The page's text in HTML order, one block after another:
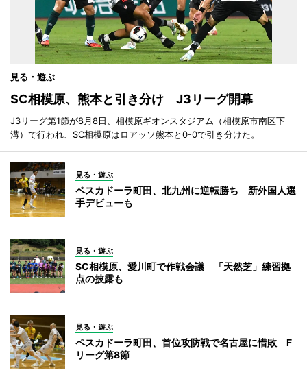
見る・遊ぶ
SC相模原、熊本と引き分け J3リーグ開幕
J3リーグ第1節が8月8日、相模原ギオンスタジアム（相模原市南区下
溝）で行われ、SC相模原はロアッソ熊本と0-0で引き分けた。
見る・遊ぶ
ペスカドーラ町田、北九州に逆転勝ち 新外国人選
手デビューも
見る・遊ぶ
SC相模原、愛川町で作戦会議 「天然芝」練習拠
点の披露も
見る・遊ぶ
ペスカドーラ町田、首位攻防戦で名古屋に惜敗 F
リーグ第8節